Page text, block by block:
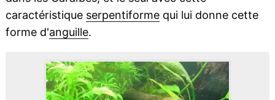
caractéristique serpentiformequi lui donne cette
forme d'anguille.